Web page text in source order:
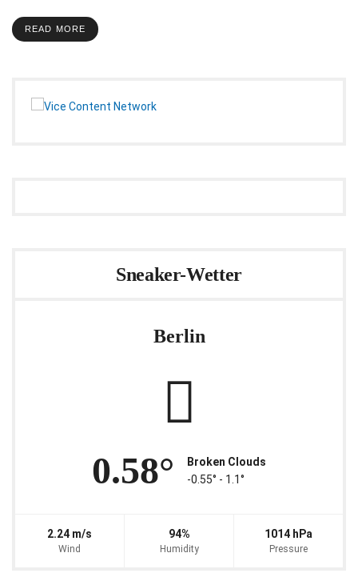
READ MORE
Sneaker-Wetter
Berlin
0.58°
Broken Clouds
-0.55° ‐ 1.1°
2.24 m/s
Wind
94%
Humidity
1014 hPa
Pressure